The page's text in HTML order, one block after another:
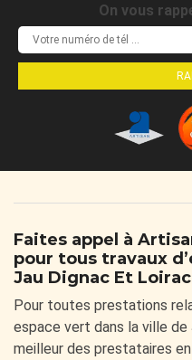
On vous
Faites appel à
pour tous travaux
Jau Dignac Et Loirac
Pour toutes prestations
espace vert dans la ville de
meilleur des prestataires